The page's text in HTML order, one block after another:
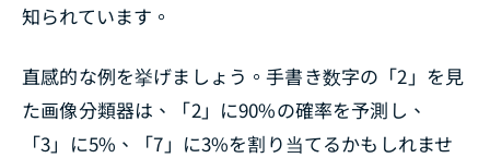
知られています。
直感的な例を挙げましょう。手書き数字の「2」を見
た画像分類器は、「2」に90%の確率を予測し、
「3」に5%、「7」に3%を割り当てるかもしれませ